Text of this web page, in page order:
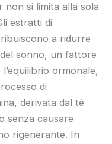
non si limita alla sola
estratti di
a ridurre
sonno, un fattore
ormonale,
di
derivata dal tè
senza causare
rigenerante. In